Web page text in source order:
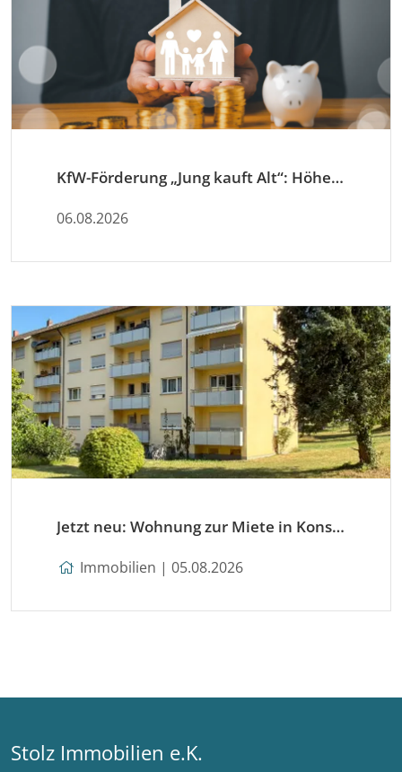
KfW-Förderung „Jung kauft Alt“: Höhere Kredite ab August 2026
06.08.2026
Jetzt neu: Wohnung zur Miete in Konstanz
Immobilien | 05.08.2026
Stolz Immobilien e.K.